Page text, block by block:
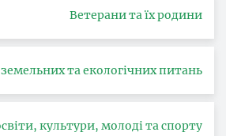
Ветерани та їх родини
земельних та екологічних питань
культури, молоді та спорту